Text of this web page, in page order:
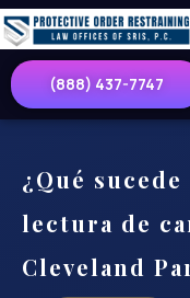
(888) 437-7747
¿Qué
lectura de
Cleveland